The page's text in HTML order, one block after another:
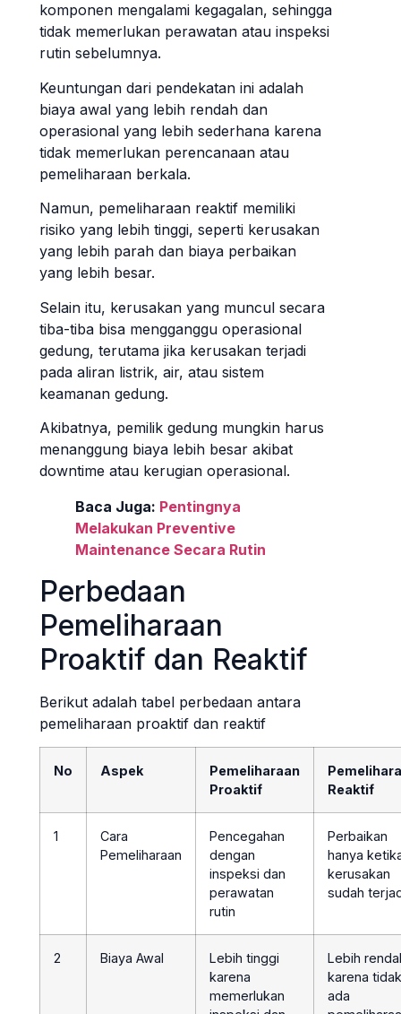
komponen mengalami kegagalan, sehingga
tidak memerlukan perawatan atau inspeksi
rutin sebelumnya.
Keuntungan dari pendekatan ini adalah
biaya awal yang lebih rendah dan
operasional yang lebih sederhana karena
tidak memerlukan perencanaan atau
pemeliharaan berkala.
Namun, pemeliharaan reaktif memiliki
risiko yang lebih tinggi, seperti kerusakan
yang lebih parah dan biaya perbaikan
yang lebih besar.
Selain itu, kerusakan yang muncul secara
tiba-tiba bisa mengganggu operasional
gedung, terutama jika kerusakan terjadi
pada aliran listrik, air, atau sistem
keamanan gedung.
Akibatnya, pemilik gedung mungkin harus
menanggung biaya lebih besar akibat
downtime atau kerugian operasional.
Baca Juga: Pentingnya
Melakukan Preventive
Maintenance Secara Rutin
Perbedaan
Pemeliharaan
Proaktif dan Reaktif
Berikut adalah tabel perbedaan antara
pemeliharaan proaktif dan reaktif
No Aspek
Pemeliharaan
Proaktif
Reaktif
1
Cara
Pemeliharaan
Pencegahan
dengan
inspeksi dan
perawatan
rutin
Perbaikan
hanya
kerusakan
sudah
2 Biaya Awal
Lebih tinggi
karena
memerlukan
Lebih
karena tidak
ada